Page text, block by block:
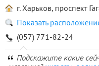
г. Харьков, проспект
Показать
(057) 771-82-24
Подскажите какие